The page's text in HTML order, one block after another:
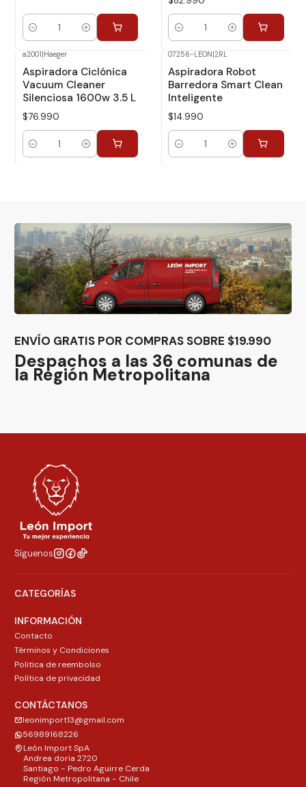
Cantidad Cantidad
a2001 Haeger
Aspiradora Ciclónica
Vacuum Cleaner
Silenciosa 1600w 3.5 L
$76.990
Cantidad
07256-LEON 2RL
Aspiradora Robot
Barredora Smart Clean
Inteligente
$14.990
Cantidad
ENVÍO GRATIS POR COMPRAS SOBRE $19.990
Despachos a las 36 comunas de
la Región Metropolitana
Síguenos
CATEGORÍAS
INFORMACIÓN
Contacto
Términos y Condiciones
Politica de reembolso
Política de privacidad
CONTÁCTANOS
leonimport13@gmail.com
56989168226
León Import SpA
Andrea doria 2720
Santiago - Pedro Aguirre Cerda
Región Metropolitana - Chile